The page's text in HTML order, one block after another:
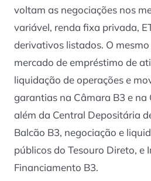
voltam as negociações nos
variável, renda fixa privada,
derivativos listados. O
mercado de empréstimo de
liquidação de operações e
garantias na Câmara B3 e na
além da Central Depositária
Balcão B3, negociação e
públicos do Tesouro Direto, e
Financiamento B3.